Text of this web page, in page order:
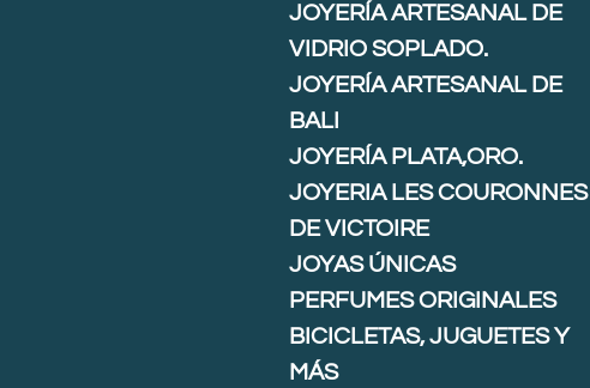
JOYERÍA ARTESANAL DE
VIDRIO SOPLADO.
JOYERÍA ARTESANAL DE
BALI
JOYERÍA PLATA,ORO.
JOYERIA LES COURONNES
DE VICTOIRE
JOYAS ÚNICAS
PERFUMES ORIGINALES
BICICLETAS, JUGUETES Y
MÁS